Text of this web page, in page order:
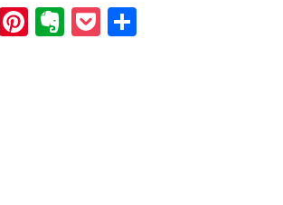
LinePinterest
Evernote
Pocket